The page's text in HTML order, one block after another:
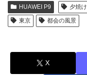
HUAWEI P9 夕焼け
東京
都会の風景
X